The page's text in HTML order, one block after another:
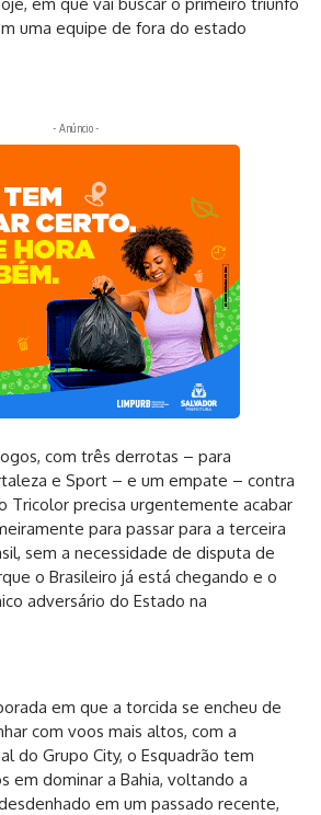
em que vai buscar o primeiro triunfo
uma equipe de fora do estado
- Anúncio -
com três derrotas – para
e Sport – e um empate – contra
Tricolor precisa urgentemente acabar
para passar para a terceira
sem a necessidade de disputa de
o Brasileiro já está chegando e o
adversário do Estado na
em que a torcida se encheu de
com voos mais altos, com a
do Grupo City, o Esquadrão tem
em dominar a Bahia, voltando a
em um passado recente,